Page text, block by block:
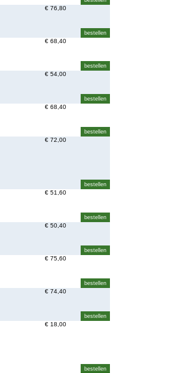
€ 76,80
€ 68,40
€ 54,00
€ 68,40
€ 72,00
€ 51,60
€ 50,40
€ 75,60
€ 74,40
€ 18,00